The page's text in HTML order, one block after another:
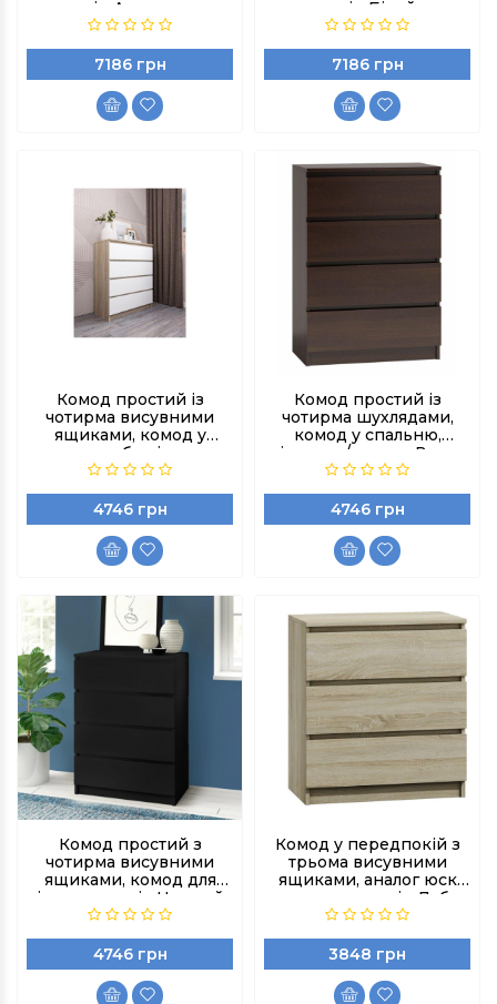
колір Антрацит
7186 грн
колір Білий
7186 грн
Комод простий із
чотирма висувними
ящиками, комод у
спальню або вітальню,
колір Дуб сонома Білий
4746 грн
Комод простий із
чотирма шухлядами,
комод у спальню,
вітальню/кольор Венге
Магія
4746 грн
Комод простий з
чотирма висувними
ящиками, комод для
іграшок колір Чорний
4746 грн
Комод у передпокій з
трьома висувними
ящиками, аналог юск
комодом, колір Дуб
сонома
3848 грн